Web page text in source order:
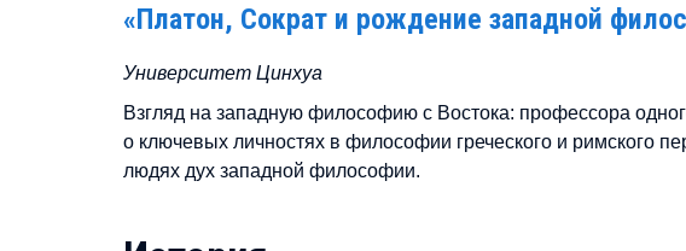
«Платон, Сократ и рождение западной
Университет Цинхуа
Взгляд на западную философию с Востока: профессора
о ключевых личностях в философии греческого и римского
людях дух западной философии.